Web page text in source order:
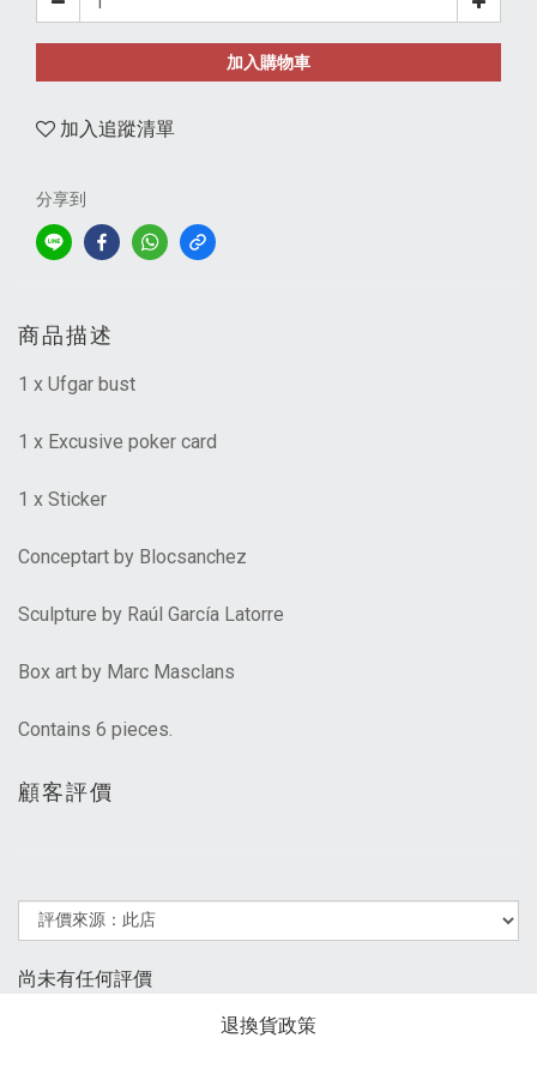
加入購物車
加入追蹤清單
分享到
商品描述
1 x Ufgar bust
1 x Excusive poker card
1 x Sticker
Conceptart by Blocsanchez
Sculpture by Raúl García Latorre
Box art by Marc Masclans
Contains 6 pieces.
顧客評價
尚未有任何評價
退換貨政策